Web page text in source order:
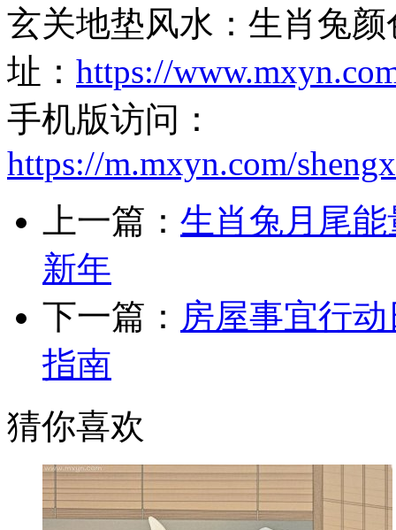
玄关地垫风水：生肖兔
址： https://
手机版访问：
https://m.mxyn.com/
上一篇： 生肖兔月尾
新年
下一篇： 房屋事宜行
指南
猜你喜欢